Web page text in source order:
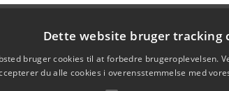
Dette website bruger tracking
bruger cookies til at forbedre brugeroplevelsen.
du alle cookies i overensstemmelse med